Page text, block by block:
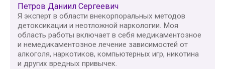
Петров Даниил Сергеевич
Я эксперт в области внекорпоральных методов
детоксикации и неотложной наркологии. Моя
область работы включает в себя медикаментозное
и немедикаментозное лечение зависимостей от
алкоголя, наркотиков, компьютерных игр, никотина
и других вредных привычек.